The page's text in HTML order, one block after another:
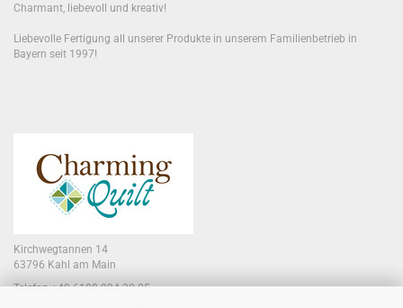
Charmant, liebevoll und kreativ!
Liebevolle Fertigung all unserer Produkte in unserem Familienbetrieb in
Bayern seit 1997!
Kirchwegtannen 14
63796 Kahl am Main
Telefon +49 6188 994 30 85